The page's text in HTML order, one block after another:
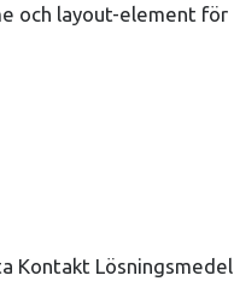
och layout-element för
Kontakt Lösningsmedel